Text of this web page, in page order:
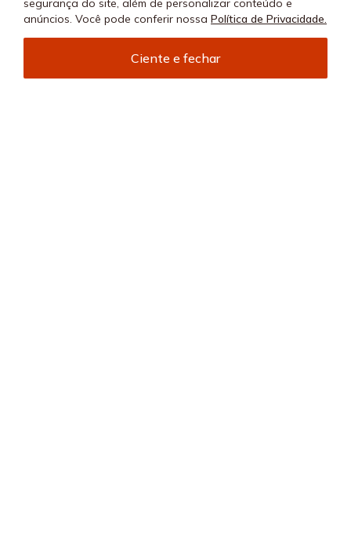
segurança do site, além de personalizar conteúdo e
anúncios. Você pode conferir nossa Política de Privacidade.
Ciente e fechar
Adicionar à sacola
concorda com nossa Política de Privacidade. Cadastro exclusivo para
maiores de 18 anos.